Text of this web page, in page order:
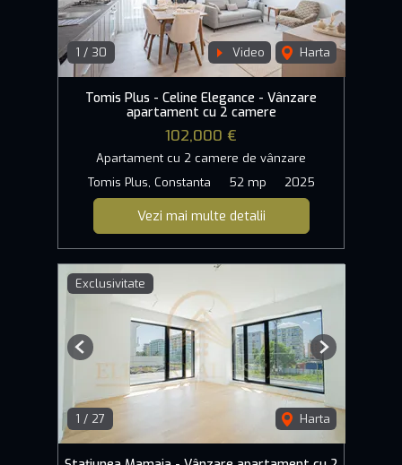
1 / 30 Video Harta
Tomis Plus - Celine Elegance - Vânzare
apartament cu 2 camere
102,000 €
Apartament cu 2 camere de vânzare
Tomis Plus, Constanta
52 mp 2025
Vezi mai multe detalii
Exclusivitate
1 / 27 Harta
Previous Next